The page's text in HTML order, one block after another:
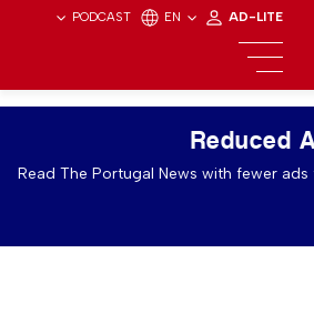
PODCAST EN AD-LITE
Reduced
Read The Portugal News with fewer